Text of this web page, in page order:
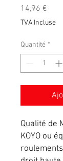
14,96 €
TVA Incluse
Quantité *
Qualité de
KOYO ou